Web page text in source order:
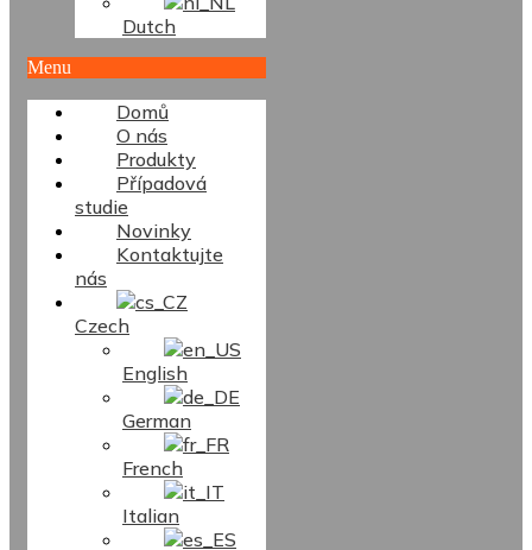
Dutch
Menu
Domů
O nás
Produkty
Případová
studie
Novinky
Kontaktujte
nás
Czech
English
German
French
Italian